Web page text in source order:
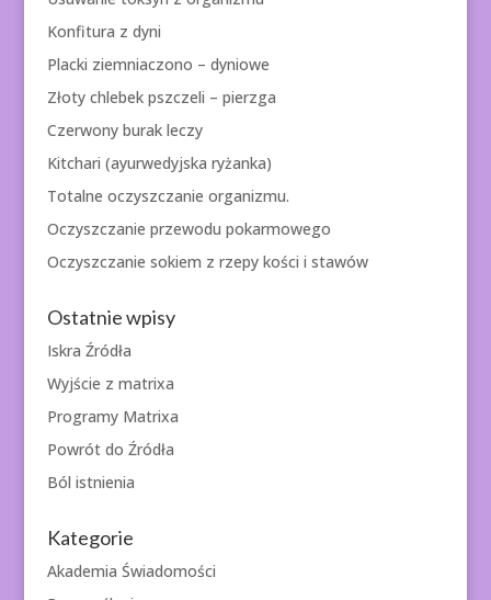
Konfitura z dyni
Placki ziemniaczono – dyniowe
Złoty chlebek pszczeli – pierzga
Czerwony burak leczy
Kitchari (ayurwedyjska ryżanka)
Totalne oczyszczanie organizmu.
Oczyszczanie przewodu pokarmowego
Oczyszczanie sokiem z rzepy kości i stawów
Ostatnie wpisy
Iskra Źródła
Wyjście z matrixa
Programy Matrixa
Powrót do Źródła
Ból istnienia
Kategorie
Akademia Świadomości